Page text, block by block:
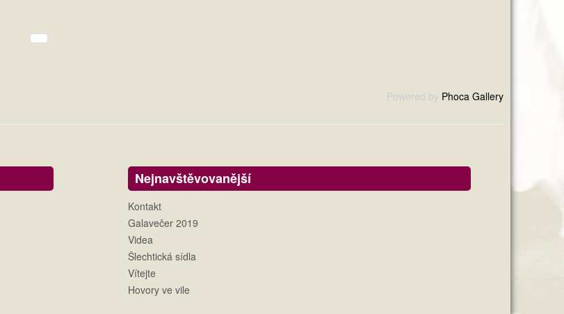
Powered by Phoca Gallery
Nejnavštěvovanější
Kontakt
Galavečer 2019
Videa
Šlechtická sídla
Vítejte
Hovory ve vile